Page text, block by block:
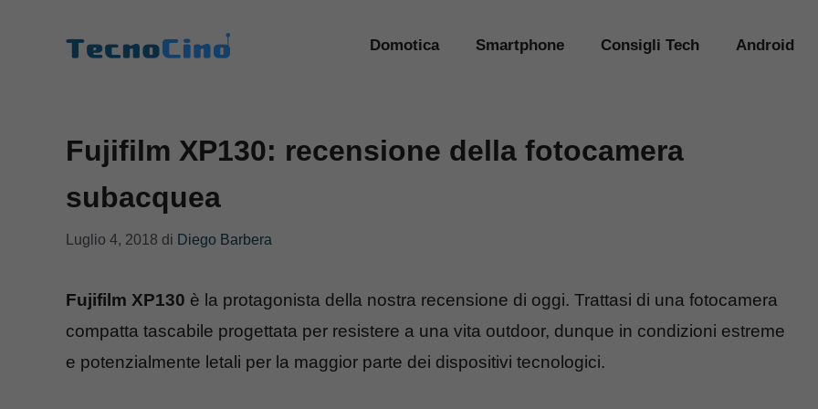
Domotica Smartphone Consigli Tech Android
Fujifilm XP130: recensione della fotocamera
subacquea
Luglio 4, 2018 di Diego Barbera
Fujifilm XP130 è la protagonista della nostra recensione di oggi. Trattasi di una fotocamera
compatta tascabile progettata per resistere a una vita outdoor, dunque in condizioni estreme
e potenzialmente letali per la maggior parte dei dispositivi tecnologici.